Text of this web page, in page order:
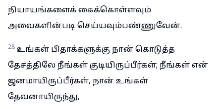
நியாயங்களைக் கைக்கொள்ளவும்
அவைகளின்படி செய்யவும்பண்ணுவேன்.
28 உங்கள் பிதாக்களுக்கு நான் கொடுத்த
தேசத்திலே நீங்கள் குடியிருப்பீர்கள்; நீங்கள் என்
ஜனமாயிருப்பீர்கள், நான் உங்கள்
தேவனாயிருந்து,